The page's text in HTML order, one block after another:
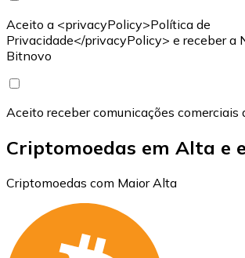
Aceito a <privacyPolicy>Política de
Privacidade</privacyPolicy> e receber a
Bitnovo
Aceito receber comunicações comerciais
Criptomoedas em Alta e
Criptomoedas com Maior Alta